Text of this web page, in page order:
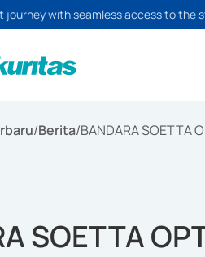
with seamless access to the
/Berita/BANDARA SOETTA
SOETTA